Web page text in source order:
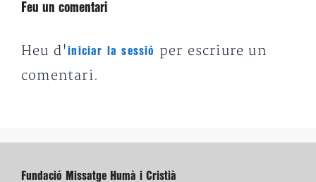
Feu un comentari
Heu d'iniciar la sessió
per escriure un
comentari.
Fundació Missatge Humà i Cristià